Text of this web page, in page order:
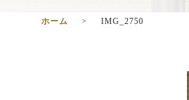
ホーム IMG_2750